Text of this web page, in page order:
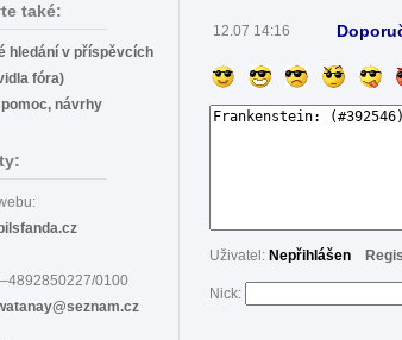
také:
hledání v příspěvcích
fóra)
návrhy
0100
12.07 14:16
Uživatel: Nepřihlášen
Nick: